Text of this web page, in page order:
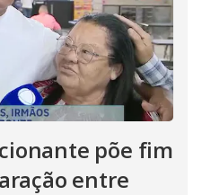
põe fim
entre